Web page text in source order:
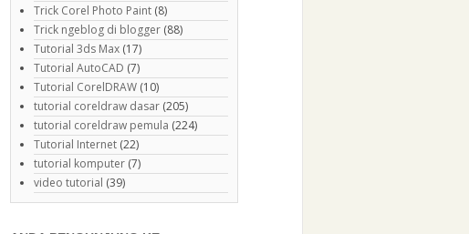
Trick Corel Photo Paint (8)
Trick ngeblog di blogger (88)
Tutorial 3ds Max (17)
Tutorial AutoCAD (7)
Tutorial CorelDRAW (10)
tutorial coreldraw dasar (205)
tutorial coreldraw pemula (224)
Tutorial Internet (22)
tutorial komputer (7)
video tutorial (39)